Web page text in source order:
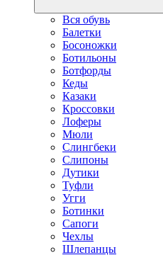
Вся обувь
Балетки
Босоножки
Ботильоны
Ботфорды
Кеды
Казаки
Кроссовки
Лоферы
Мюли
Слингбеки
Слипоны
Дутики
Туфли
Угги
Ботинки
Сапоги
Чехлы
Шлепанцы